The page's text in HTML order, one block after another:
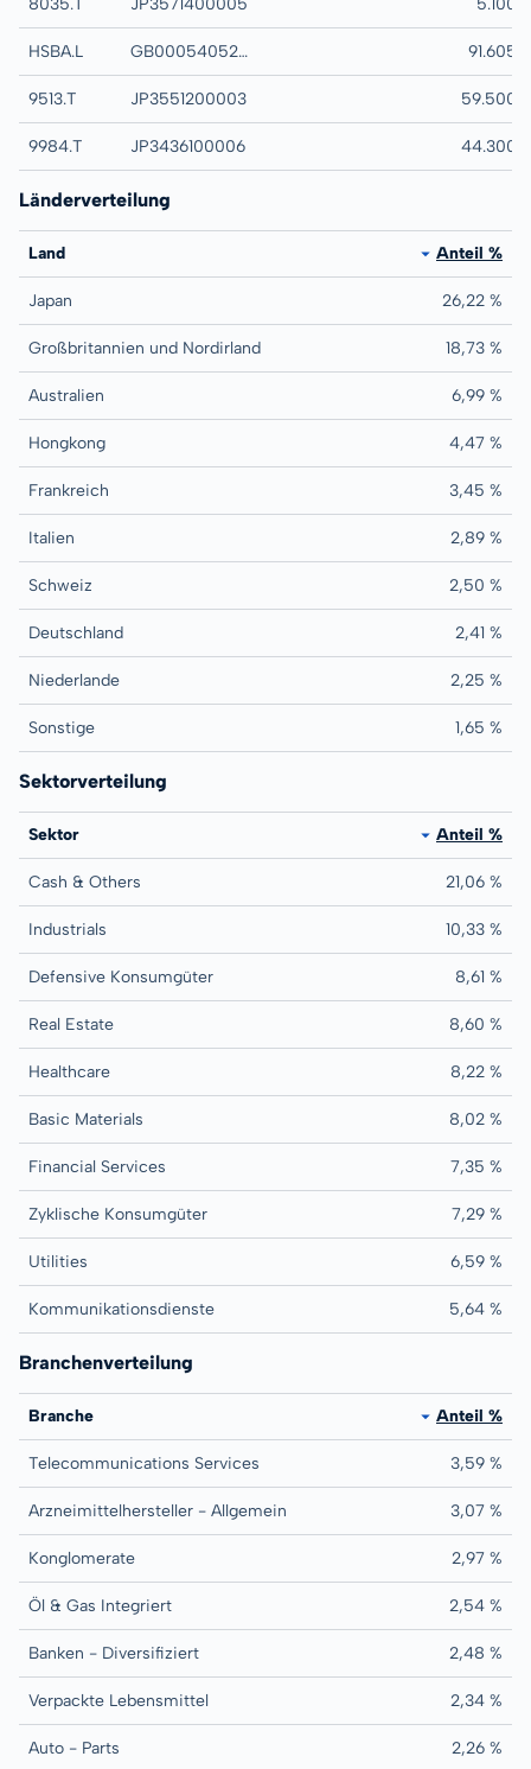
8035.T JP3571400005 TOKYO 5.100
HSBA.L GB0005405286 HSBC HOLDINGS
91.605
9513.T JP3551200003 ELECTRIC POWER
59.500
9984.T JP3436100006 SOFTBANK44.300
Länderverteilung
Land Anteil %
Japan 26,22 %
Großbritannien und Nordirland 18,73 %
Australien 6,99 %
Hongkong 4,47 %
Frankreich 3,45 %
Italien 2,89 %
Schweiz 2,50 %
Deutschland 2,41 %
Niederlande 2,25 %
Sonstige 1,65 %
Sektorverteilung
Sektor Anteil %
Cash & Others 21,06 %
Industrials 10,33 %
Defensive Konsumgüter 8,61 %
Real Estate 8,60 %
Healthcare 8,22 %
Basic Materials 8,02 %
Financial Services 7,35 %
Zyklische Konsumgüter 7,29 %
Utilities 6,59 %
Kommunikationsdienste 5,64 %
Branchenverteilung
Branche Anteil %
Telecommunications Services 3,59 %
Arzneimittelhersteller - Allgemein 3,07 %
Konglomerate 2,97 %
Öl & Gas Integriert 2,54 %
Banken - Diversifiziert 2,48 %
Verpackte Lebensmittel 2,34 %
Auto - Parts 2,26 %